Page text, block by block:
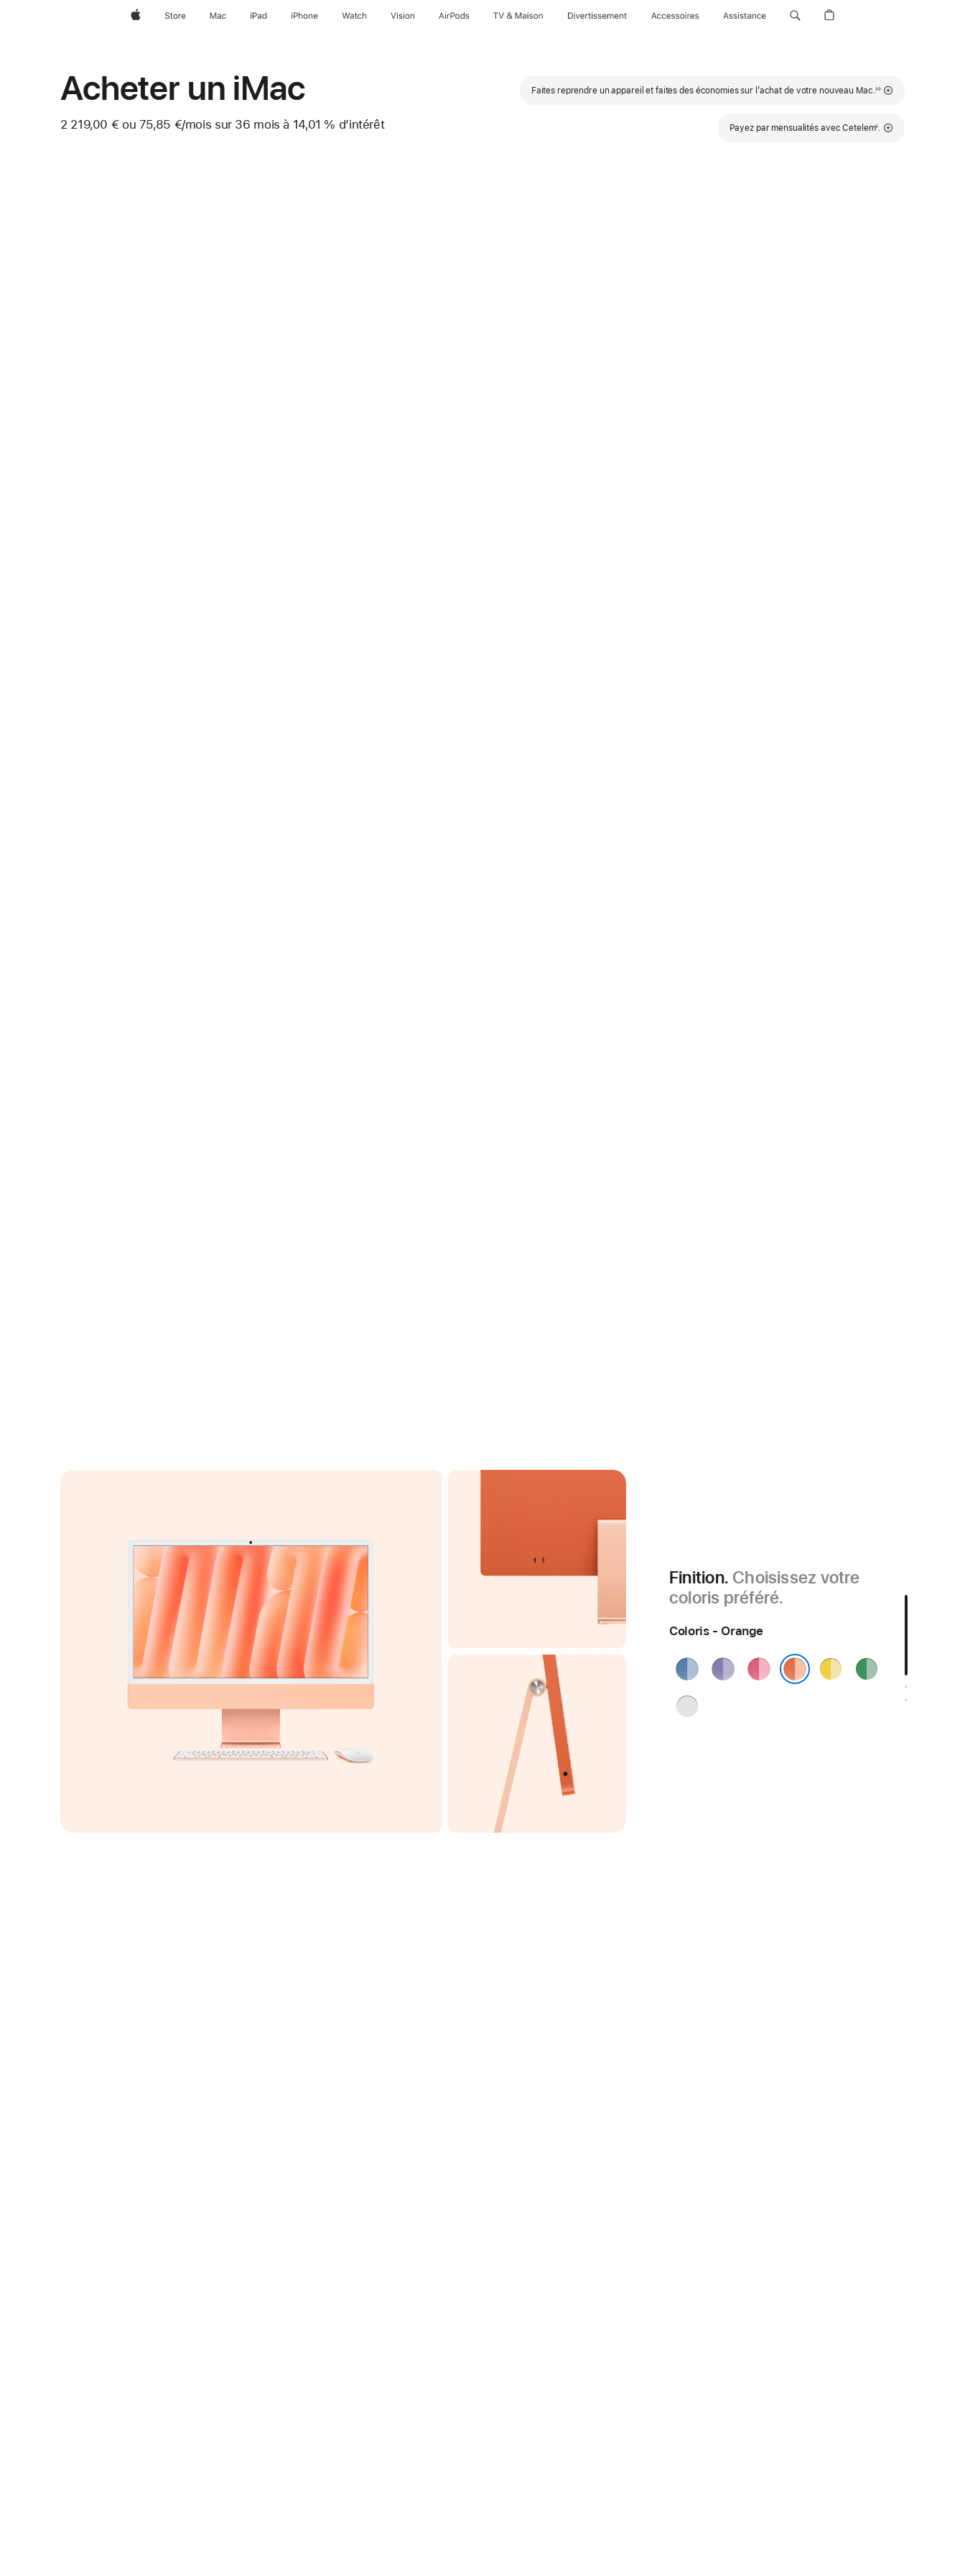
AppleStore Mac iPad iPhone Watch Vision AirPods TV & Maison Divertissements Accessoires Assistance
Acheter un iMac
2 219,00 € ou 75,85 €/mois par mois
sur 36 mois mois
à 14,01 % d’intérêt
Faites reprendre un appareil et faites des économies sur l’achat de votre nouveau Mac.
Note
de
◊◊
Payez par mensualités avec Cetelem
Note
de
◊.
Finition. Choisissez votre
coloris préféré.
Coloris - Orange
Bleu Violet Rose Jaune Vert
Argent